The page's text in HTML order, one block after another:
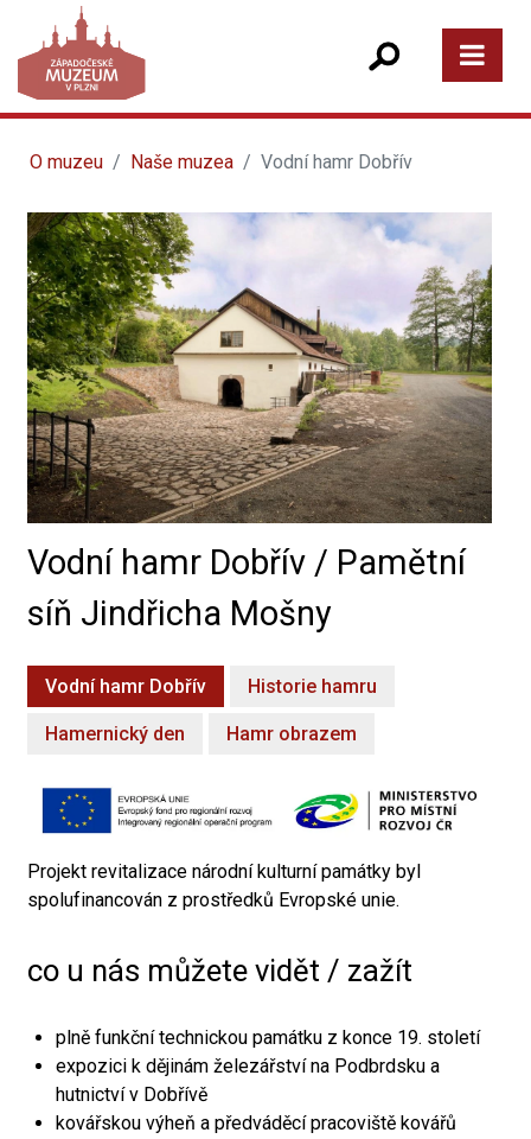
O muzeu Naše muzea Vodní hamr Dobřív
Vodní hamr Dobřív / Pamětní
síň Jindřicha Mošny
Vodní hamr Dobřív Historie hamru
Hamernický den Hamr obrazem
Projekt revitalizace národní kulturní památky byl
spolufinancován z prostředků Evropské unie.
co u nás můžete vidět / zažít
plně funkční technickou památku z konce 19. století
expozici k dějinám železářství na Podbrdsku a
hutnictví v Dobřívě
kovářskou výheň a předváděcí pracoviště kovářů